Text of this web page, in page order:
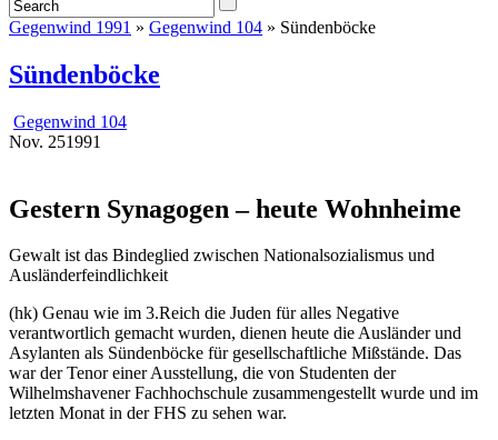
Gegenwind 1991 » Gegenwind 104 » Sündenböcke
Sündenböcke
Gegenwind 104
Nov. 251991
Gestern Synagogen – heute Wohnheime
Gewalt ist das Bindeglied zwischen Nationalsozialismus und
Ausländerfeindlichkeit
(hk) Genau wie im 3.Reich die Juden für alles Negative
verantwortlich gemacht wurden, dienen heute die Ausländer und
Asylanten als Sündenböcke für gesellschaftliche Mißstände. Das
war der Tenor einer Ausstellung, die von Studenten der
Wilhelmshavener Fachhochschule zusammengestellt wurde und im
letzten Monat in der FHS zu sehen war.